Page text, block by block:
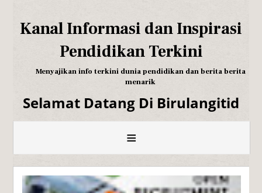
Kanal Informasi dan Inspirasi
Pendidikan Terkini
Menyajikan info terkini dunia pendidikan dan berita berita
menarik
Selamat Datang Di Birulangitid
≡